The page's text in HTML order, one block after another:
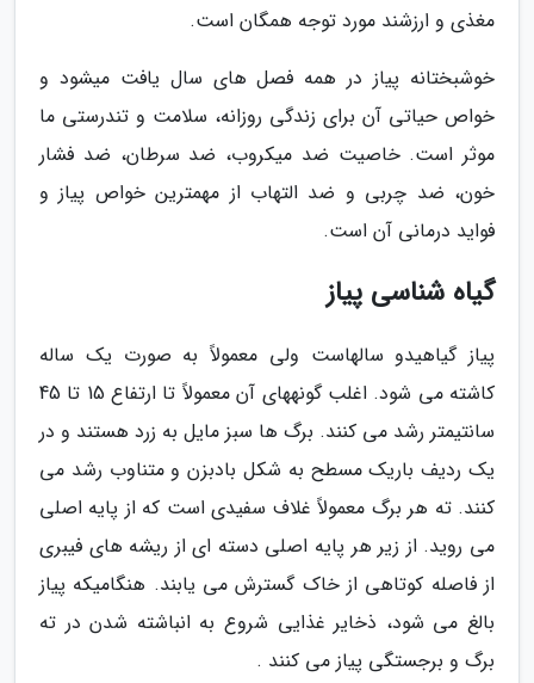
مغذی و ارزشند مورد توجه همگان است.
خوشبختانه پیاز در همه فصل های سال یافت میشود و
خواص حیاتی آن برای زندگی روزانه، سلامت و تندرستی ما
موثر است. خاصیت ضد میکروب، ضد سرطان، ضد فشار
خون، ضد چربی و ضد التهاب از مهمترین خواص پیاز و
فواید درمانی آن است.
گیاه شناسی پیاز
پیاز گیاهیدو سالهاست ولی معمولاً به صورت یک ساله
کاشته می شود. اغلب گونههای آن معمولاً تا ارتفاع 15 تا 45
سانتیمتر رشد می کنند. برگ ها سبز مایل به زرد هستند و در
یک ردیف باریک مسطح به شکل بادبزن و متناوب رشد می
کنند. ته هر برگ معمولاً غلاف سفیدی است که از پایه اصلی
می روید. از زیر هر پایه اصلی دسته ای از ریشه های فیبری
از فاصله کوتاهی از خاک گسترش می یابند. هنگامیکه پیاز
بالغ می شود، ذخایر غذایی شروع به انباشته شدن در ته
برگ و برجستگی پیاز می کنند .